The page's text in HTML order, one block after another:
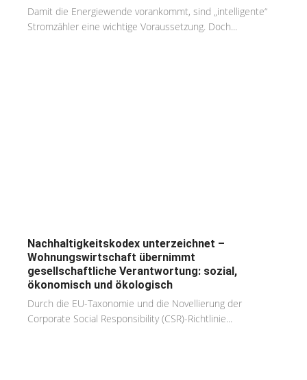
Damit die Energiewende vorankommt, sind „intelligente“
Stromzähler eine wichtige Voraussetzung. Doch...
Nachhaltigkeitskodex unterzeichnet –
Wohnungswirtschaft übernimmt
gesellschaftliche Verantwortung: sozial,
ökonomisch und ökologisch
Durch die EU-Taxonomie und die Novellierung der
Corporate Social Responsibility (CSR)-Richtlinie...